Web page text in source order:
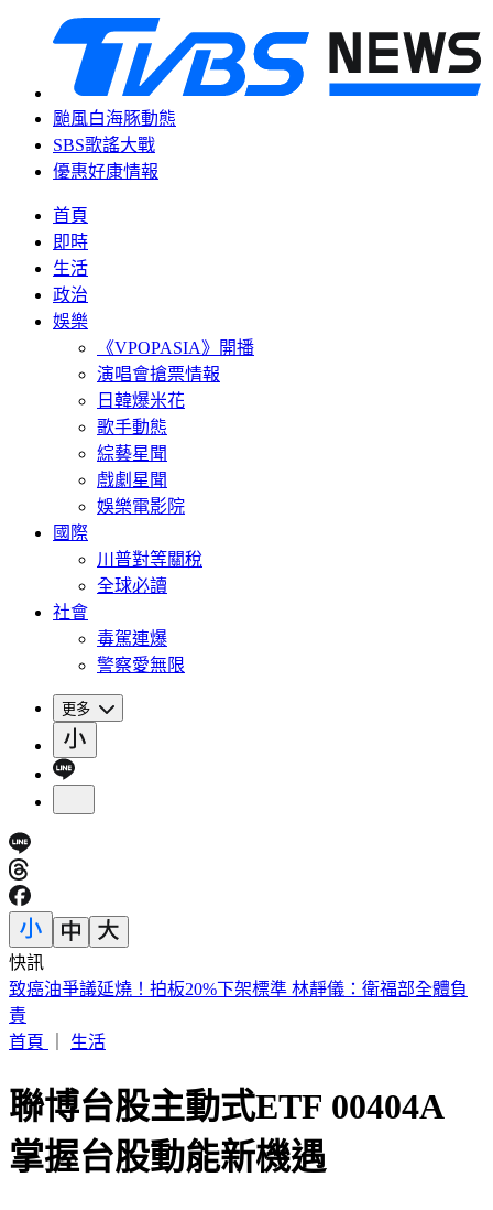
颱風白海豚動態
SBS歌謠大戰
優惠好康情報
首頁
即時
生活
政治
娛樂
《VPOPASIA》開播
演唱會搶票情報
日韓爆米花
歌手動態
綜藝星聞
戲劇星聞
娛樂電影院
國際
川普對等關稅
全球必讀
社會
毒駕連爆
警察愛無限
更多
快訊
致癌油爭議延燒！拍板20%下架標準 林靜儀：衛福部全體負
責
首頁
生活
聯博台股主動式ETF 00404A
掌握台股動能新機遇